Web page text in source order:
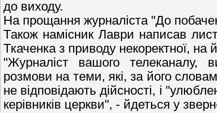
до виходу.
На прощання журналіста "До
Також намісник Лаври написав
Ткаченка з приводу некоректної, на
"Журналіст вашого телеканалу,
розмови на теми, які, за його
не відповідають дійсності, і
керівників церкви", - йдеться у